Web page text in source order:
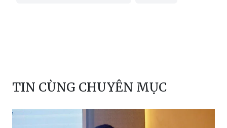
TIN CÙNG CHUYÊN MỤC